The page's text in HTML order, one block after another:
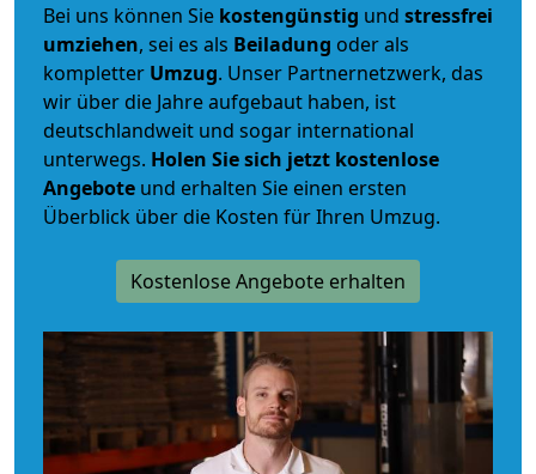
Bei uns können Sie kostengünstig und stressfrei
umziehen, sei es als Beiladung oder als
kompletter Umzug. Unser Partnernetzwerk, das
wir über die Jahre aufgebaut haben, ist
deutschlandweit und sogar international
unterwegs. Holen Sie sich jetzt kostenlose
Angebote und erhalten Sie einen ersten
Überblick über die Kosten für Ihren Umzug.
Kostenlose Angebote erhalten